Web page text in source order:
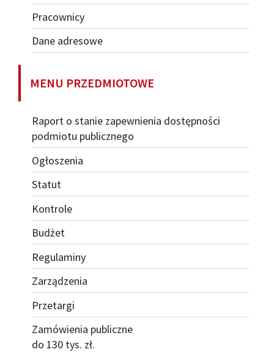
Pracownicy
Dane adresowe
MENU PRZEDMIOTOWE
Raport o stanie zapewnienia dostępności
podmiotu publicznego
Ogłoszenia
Statut
Kontrole
Budżet
Regulaminy
Zarządzenia
Przetargi
Zamówienia publiczne
do 130 tys. zł.